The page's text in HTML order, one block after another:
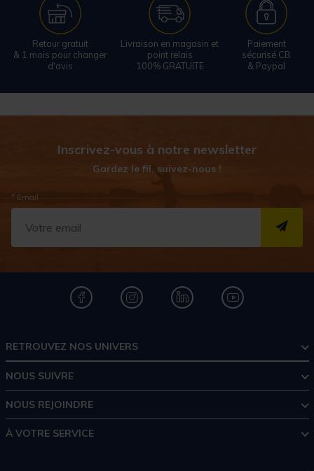
Retour gratuit
& 1 mois pour changer
d'avis
Livraison en magasin et
point relais
100% GRATUITE
Paiement
sécurisé CB
& Paypal
Inscrivez-vous à notre newsletter
Gardez le fil, suivez-nous !
* Email
RETROUVEZ NOS UNIVERS
NOUS SUIVRE
NOUS REJOINDRE
À VOTRE SERVICE